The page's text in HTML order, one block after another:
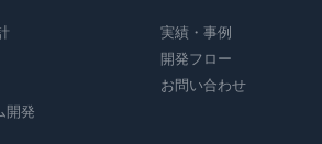
開発
実績・事例
開発フロー
お問い合わせ